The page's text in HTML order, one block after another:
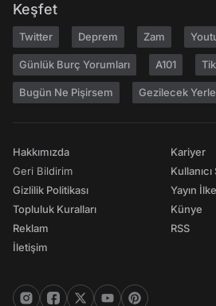
Keşfet
Twitter Deprem Zam
Günlük Burç Yorumları A101
Bugün Ne Pişirsem Gezilecek
Hakkımızda
Geri Bildirim
Gizlilik Politikası
Topluluk Kuralları
Reklam
İletişim
Kariyer
Yayın
Künye
RSS